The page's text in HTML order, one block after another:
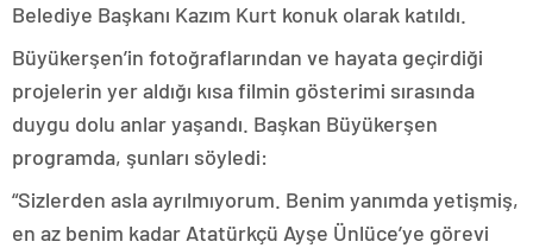
Belediye Başkanı Kazım Kurt konuk olarak katıldı.
Büyükerşen’in fotoğraflarından ve hayata geçirdiği
projelerin yer aldığı kısa filmin gösterimi sırasında
duygu dolu anlar yaşandı. Başkan Büyükerşen
programda, şunları söyledi:
“Sizlerden asla ayrılmıyorum. Benim yanımda yetişmiş,
en az benim kadar Atatürkçü Ayşe Ünlüce’ye görevi